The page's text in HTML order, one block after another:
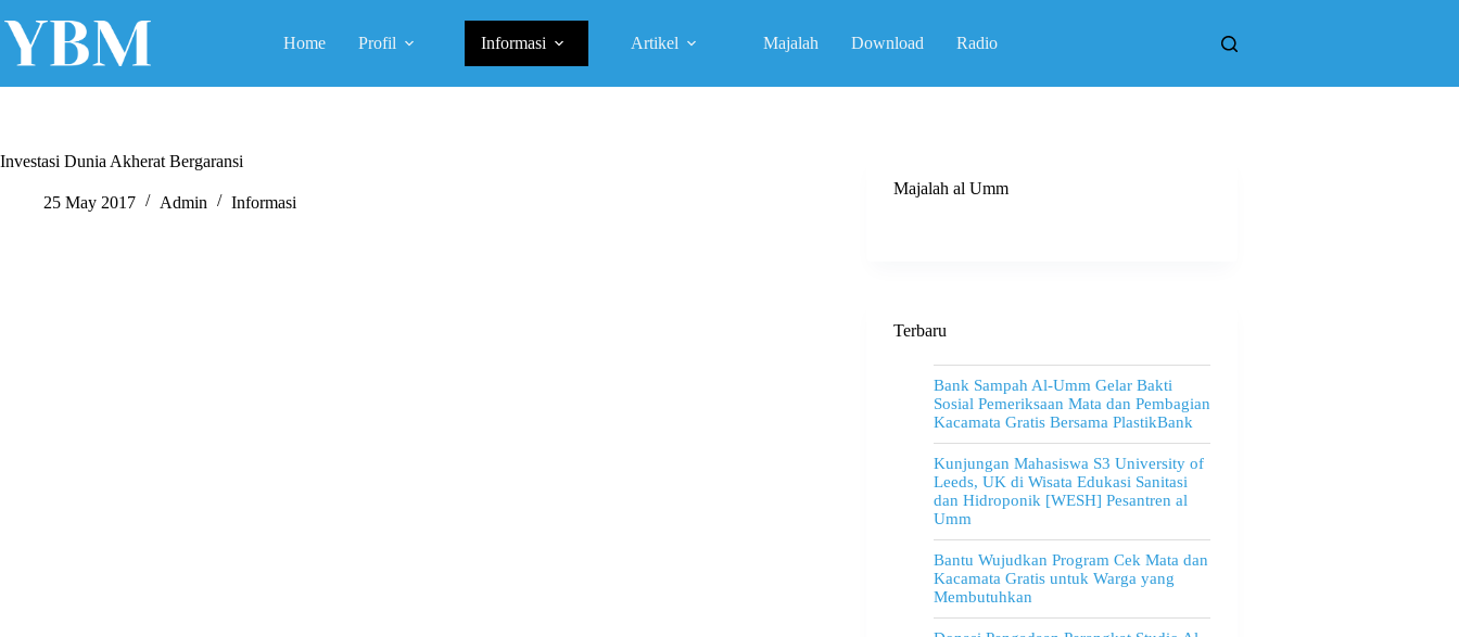
to
content
Home Profil Informasi Artikel Majalah Download Radio
Investasi Dunia Akherat Bergaransi
25 May 2017 Admin Informasi
Majalah al Umm
Terbaru
Bank Sampah Al-Umm Gelar Bakti
Sosial Pemeriksaan Mata dan Pembagian
Kacamata Gratis Bersama PlastikBank
Kunjungan Mahasiswa S3 University of
Leeds, UK di Wisata Edukasi Sanitasi
dan Hidroponik [WESH] Pesantren al
Umm
Bantu Wujudkan Program Cek Mata dan
Kacamata Gratis untuk Warga yang
Membutuhkan